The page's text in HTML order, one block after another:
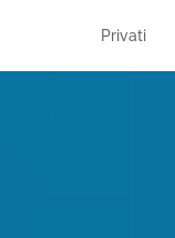
Privati